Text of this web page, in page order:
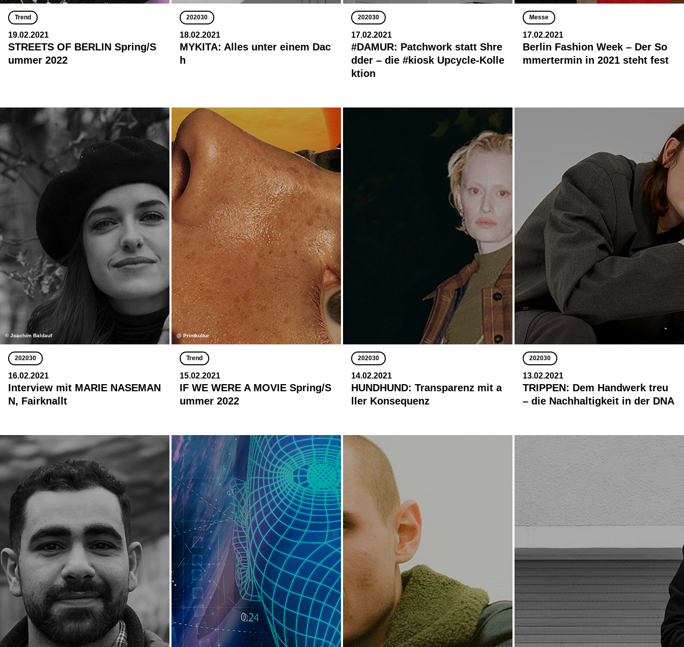
Trend
19.02.2021
STREETS OF BERLIN Spring/S
ummer 2022
202030
18.02.2021
MYKITA: Alles unter einem Dac
h
202030
17.02.2021
#DAMUR: Patchwork statt Shre
dder – die #kiosk Upcycle-Kolle
ktion
Messe
17.02.2021
Berlin Fashion Week – Der So
mmertermin in 2021 steht fest
© Joachim Baldauf
202030
16.02.2021
Interview mit MARIE NASEMAN
N, Fairknallt
@ Printkultur
Trend
15.02.2021
IF WE WERE A MOVIE Spring/S
ummer 2022
202030
14.02.2021
HUNDHUND: Transparenz mit a
ller Konsequenz
202030
13.02.2021
TRIPPEN: Dem Handwerk treu
– die Nachhaltigkeit in der DNA